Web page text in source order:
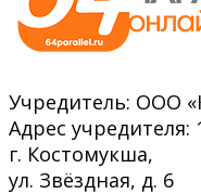
Учредитель: ООО
Адрес учредителя:
г. Костомукша,
ул. Звёздная, д. 6